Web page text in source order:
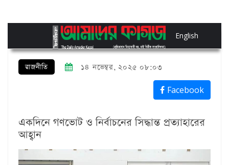
English
রাজনীতি ১৪ নভেম্বর, ২০২৫ ০৮:০৩
Facebook
একদিনে গণভোট ও নির্বাচনের সিদ্ধান্ত প্রত্যাহারের
আহ্বান